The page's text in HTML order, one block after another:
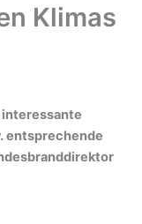
Klimas
interessante
entsprechende